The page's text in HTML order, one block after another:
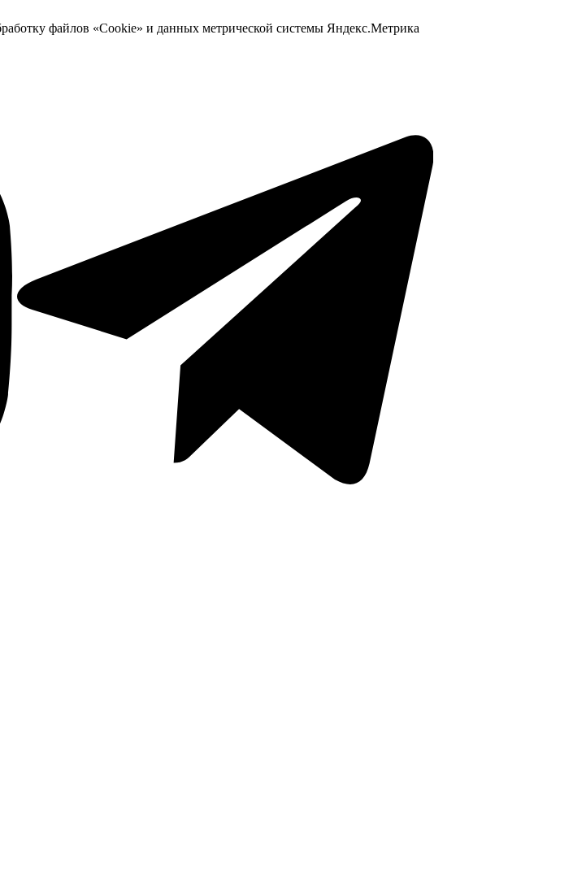
файлов «Cookie» и данных метрической системы Яндекс.Метрика